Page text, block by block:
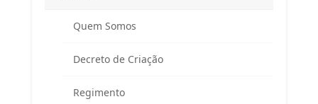
Quem Somos
Decreto de Criação
Regimento